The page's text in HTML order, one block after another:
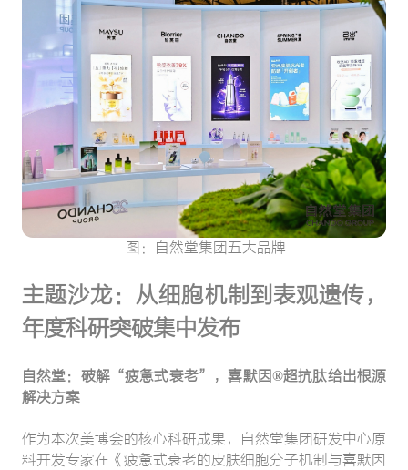
图：自然堂集团五大品牌
主题沙龙：从细胞机制到表观遗传，
年度科研突破集中发布
自然堂：破解“疲惫式衰老”，喜默因®超抗肽给出根源
解决方案
作为本次美博会的核心科研成果，自然堂集团研发中心原
料开发专家在《疲惫式衰老的皮肤细胞分子机制与喜默因